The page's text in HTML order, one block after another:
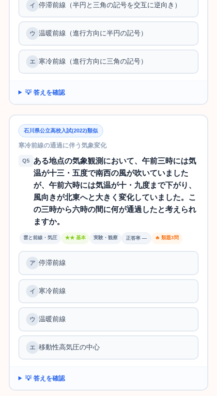
停滞前線（半円と三角の記号を交互に逆向き）
温暖前線（進行方向に半円の記号）
寒冷前線（進行方向に三角の記号）
💡 答えを確認
石川県公立高校入試(2022)類似
寒冷前線の通過に伴う気象変化
Q5
ある地点の気象観測において、午前三時には気
温が十三・五度で南西の風が吹いていました
が、午前六時には気温が十・九度まで下がり、
風向きが北東へと大きく変化していました。こ
の三時から六時の間に何が通過したと考えられ
ますか。
雲と前線・気圧 ★★ 基本 実験・観察 正答率 — 🔥 類題3問
停滞前線
寒冷前線
温暖前線
移動性高気圧の中心
💡 答えを確認